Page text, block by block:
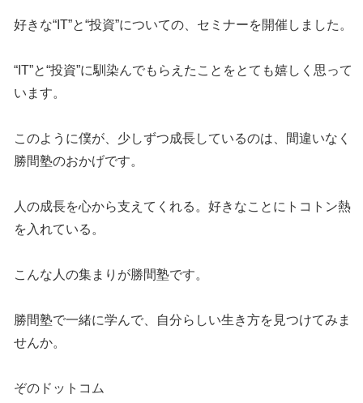
好きな“IT”と“投資”についての、セミナーを開催しました。
“IT”と“投資”に馴染んでもらえたことをとても嬉しく思って
います。
このように僕が、少しずつ成長しているのは、間違いなく
勝間塾のおかげです。
人の成長を心から支えてくれる。好きなことにトコトン熱
を入れている。
こんな人の集まりが勝間塾です。
勝間塾で一緒に学んで、自分らしい生き方を見つけてみま
せんか。
ぞのドットコム